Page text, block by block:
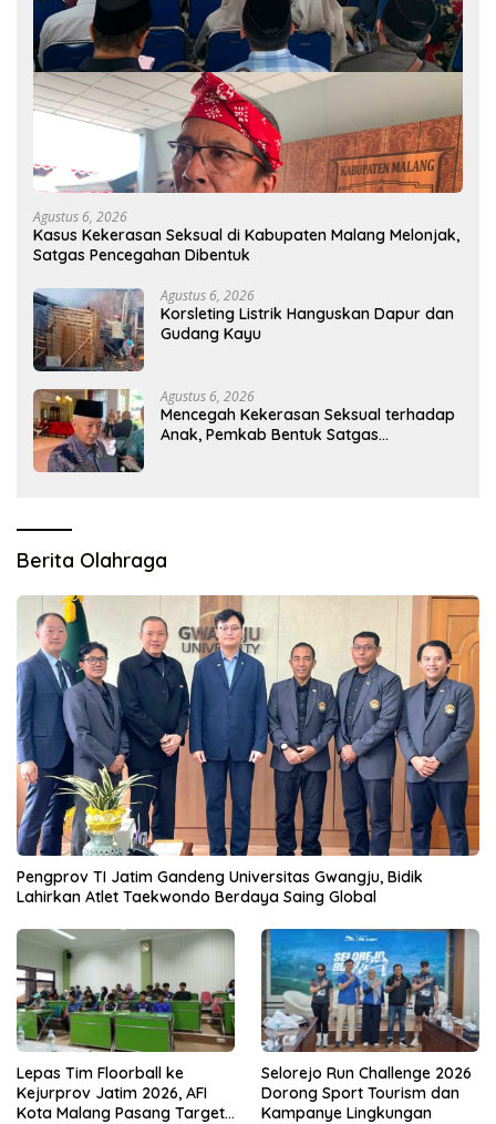
Agustus 6, 2026
Kasus Kekerasan Seksual di Kabupaten Malang Melonjak,
Satgas Pencegahan Dibentuk
Agustus 6, 2026
Korsleting Listrik Hanguskan Dapur dan
Gudang Kayu
Agustus 6, 2026
Mencegah Kekerasan Seksual terhadap
Anak, Pemkab Bentuk Satgas
Berita Olahraga
Pengprov TI Jatim Gandeng Universitas Gwangju, Bidik
Lahirkan Atlet Taekwondo Berdaya Saing Global
Lepas Tim Floorball ke
Kejurprov Jatim 2026, AFI
Kota Malang Pasang Target
Selorejo Run Challenge 2026
Dorong Sport Tourism dan
Kampanye Lingkungan